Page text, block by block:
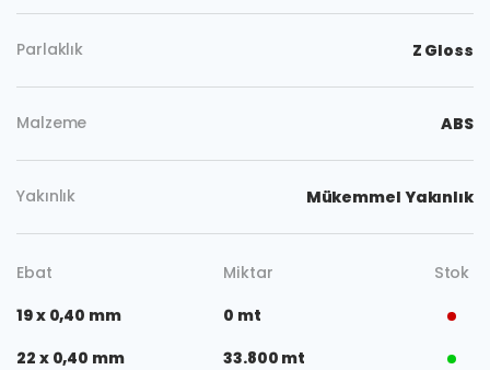
Parlaklık Z Gloss
Malzeme ABS
Yakınlık Mükemmel Yakınlık
Ebat Miktar
Stok
19 x 0,40 mm
0 mt
22 x 0,40 mm
33.800 mt